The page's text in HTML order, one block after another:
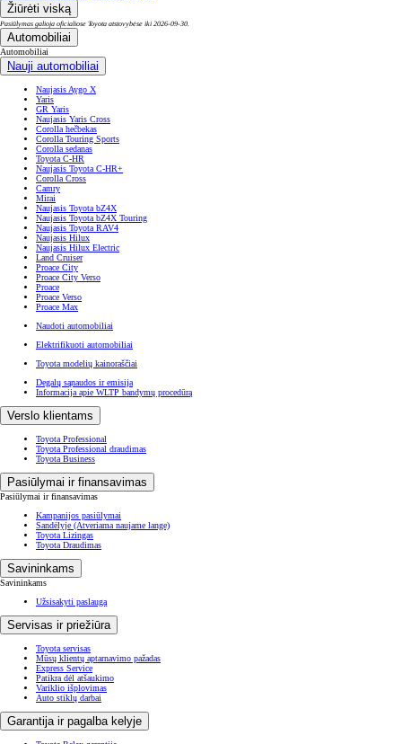
Žiūrėti viską
Pasiūlymas galioja oficialiose Toyota atstovybėse iki 2026-09-30.
Automobiliai
Automobiliai
Nauji automobiliai
Naujasis Aygo X
Yaris
GR Yaris
Naujasis Yaris Cross
Corolla hečbekas
Corolla Touring Sports
Corolla sedanas
Toyota C-HR
Naujasis Toyota C-HR+
Corolla Cross
Camry
Mirai
Naujasis Toyota bZ4X
Naujasis Toyota bZ4X Touring
Naujasis Toyota RAV4
Naujasis Hilux
Naujasis Hilux Electric
Land Cruiser
Proace City
Proace City Verso
Proace
Proace Verso
Proace Max
Naudoti automobiliai
Elektrifikuoti automobiliai
Toyota modelių kainoraščiai
Degalų sąnaudos ir emisija
Informacija apie WLTP bandymų procedūrą
Verslo klientams
Toyota Professional
Toyota Professional draudimas
Toyota Business
Pasiūlymai ir finansavimas
Pasiūlymai ir finansavimas
Kampanijos pasiūlymai
Sandėlyje (Atveriama naujame lange)
Toyota Lizingas
Toyota Draudimas
Savininkams
Savininkams
Užsisakyti paslaugą
Servisas ir priežiūra
Toyota servisas
Mūsų klientų aptarnavimo pažadas
Express Service
Patikra dėl atšaukimo
Variklio išplovimas
Auto stiklų darbai
Garantija ir pagalba kelyje